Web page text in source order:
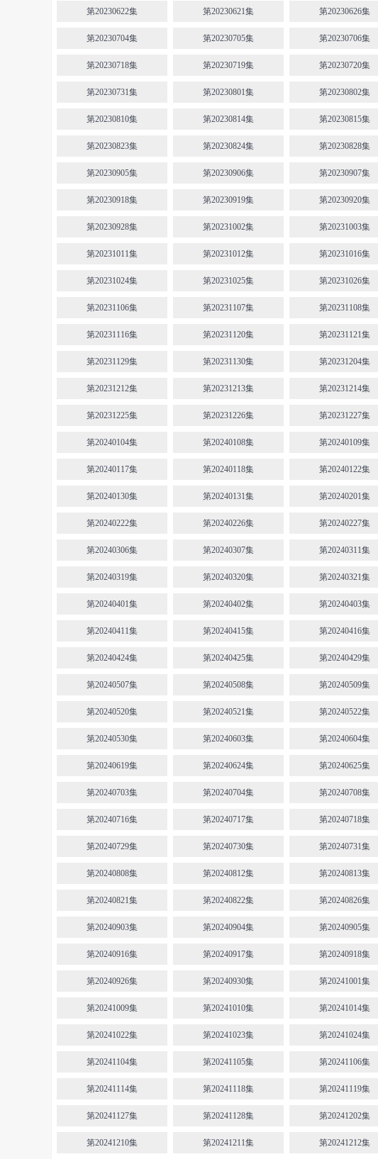
第20230622集 第20230621集 第20230626集
第20230704集 第20230705集 第20230706集
第20230718集 第20230719集 第20230720集
第20230731集 第20230801集 第20230802集
第20230810集 第20230814集 第20230815集
第20230823集 第20230824集 第20230828集
第20230905集 第20230906集 第20230907集
第20230918集 第20230919集 第20230920集
第20230928集 第20231002集 第20231003集
第20231011集 第20231012集 第20231016集
第20231024集 第20231025集 第20231026集
第20231106集 第20231107集 第20231108集
第20231116集 第20231120集 第20231121集
第20231129集 第20231130集 第20231204集
第20231212集 第20231213集 第20231214集
第20231225集 第20231226集 第20231227集
第20240104集 第20240108集 第20240109集
第20240117集 第20240118集 第20240122集
第20240130集 第20240131集 第20240201集
第20240222集 第20240226集 第20240227集
第20240306集 第20240307集 第20240311集
第20240319集 第20240320集 第20240321集
第20240401集 第20240402集 第20240403集
第20240411集 第20240415集 第20240416集
第20240424集 第20240425集 第20240429集
第20240507集 第20240508集 第20240509集
第20240520集 第20240521集 第20240522集
第20240530集 第20240603集 第20240604集
第20240619集 第20240624集 第20240625集
第20240703集 第20240704集 第20240708集
第20240716集 第20240717集 第20240718集
第20240729集 第20240730集 第20240731集
第20240808集 第20240812集 第20240813集
第20240821集 第20240822集 第20240826集
第20240903集 第20240904集 第20240905集
第20240916集 第20240917集 第20240918集
第20240926集 第20240930集 第20241001集
第20241009集 第20241010集 第20241014集
第20241022集 第20241023集 第20241024集
第20241104集 第20241105集 第20241106集
第20241114集 第20241118集 第20241119集
第20241127集 第20241128集 第20241202集
第20241210集 第20241211集 第20241212集